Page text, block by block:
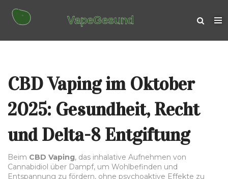
CBD Vaping im Oktober
2025: Gesundheit, Recht
und Delta-8 Entgiftung
Beim CBD Vaping, das inhalative Aufnehmen von
Cannabidiol über Dampf, um Wohlbefinden und
Entspannung zu fördern, ohne psychoaktive Effekte zu